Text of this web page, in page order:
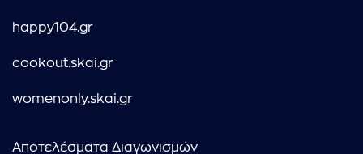
happy104.gr
cookout.skai.gr
womenonly.skai.gr
Αποτελέσματα Διαγωνισμών